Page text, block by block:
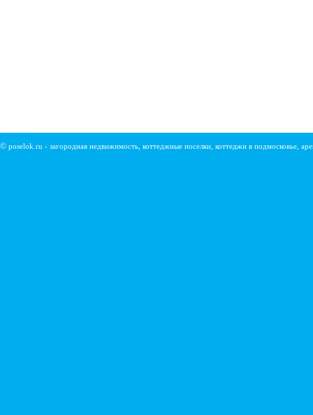
© poselok.ru - загородная недвижимость, коттеджные поселки, коттеджи в подмосковье,